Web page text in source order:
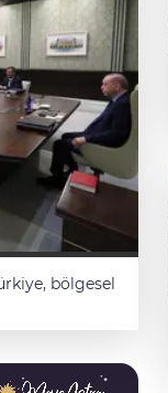
bölgesel